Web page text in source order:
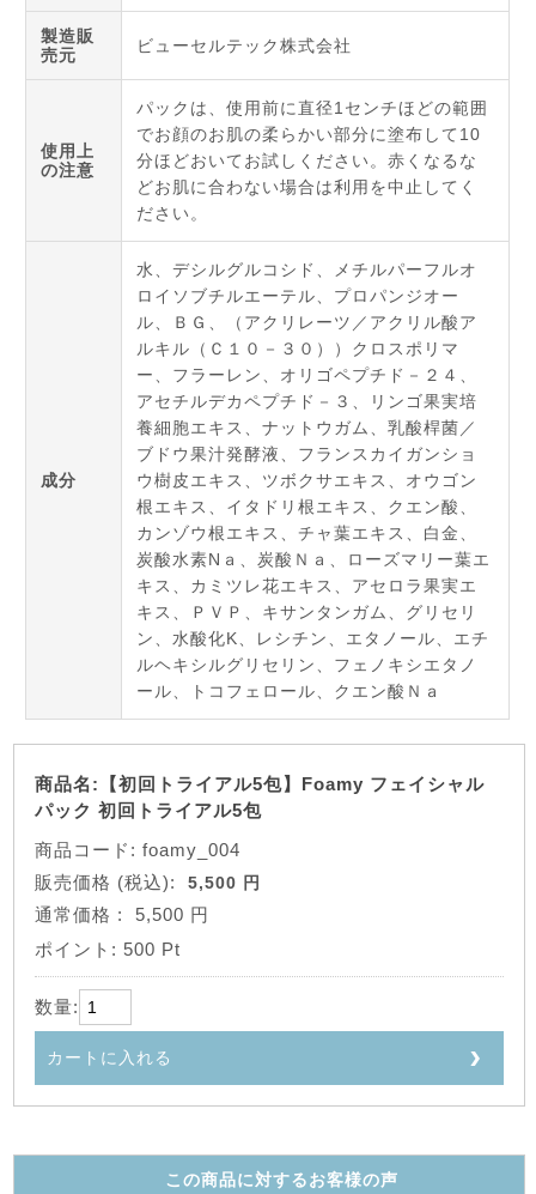
製造販
売元
ビューセルテック株式会社
使用上
の注意
パックは、使用前に直径1センチほどの範囲
でお顔のお肌の柔らかい部分に塗布して10
分ほどおいてお試しください。赤くなるな
どお肌に合わない場合は利用を中止してく
ださい。
成分
水、デシルグルコシド、メチルパーフルオ
ロイソブチルエーテル、プロパンジオー
ル、ＢＧ、（アクリレーツ／アクリル酸ア
ルキル（Ｃ１０－３０））クロスポリマ
ー、フラーレン、オリゴペプチド－２４、
アセチルデカペプチド－３、リンゴ果実培
養細胞エキス、ナットウガム、乳酸桿菌／
ブドウ果汁発酵液、フランスカイガンショ
ウ樹皮エキス、ツボクサエキス、オウゴン
根エキス、イタドリ根エキス、クエン酸、
カンゾウ根エキス、チャ葉エキス、白金、
炭酸水素Nａ、炭酸Ｎａ、ローズマリー葉エ
キス、カミツレ花エキス、アセロラ果実エ
キス、ＰＶＰ、キサンタンガム、グリセリ
ン、水酸化K、レシチン、エタノール、エチ
ルヘキシルグリセリン、フェノキシエタノ
ール、トコフェロール、クエン酸Ｎａ
商品名:【初回トライアル5包】Foamy フェイシャル
パック 初回トライアル5包
商品コード: foamy_004
販売価格 (税込): 5,500 円
通常価格 :
5,500 円
ポイント: 500 Pt
数量:
カートに入れる
この商品に対するお客様の声